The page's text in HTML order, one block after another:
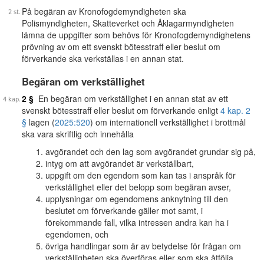
På begäran av Kronofogdemyndigheten ska
Polismyndigheten, Skatteverket och Åklagarmyndigheten
lämna de uppgifter som behövs för Kronofogdemyndighetens
prövning av om ett svenskt bötesstraff eller beslut om
förverkande ska verkställas i en annan stat.
Begäran om verkställighet
2 § En begäran om verkställighet i en annan stat av ett
svenskt bötesstraff eller beslut om förverkande enligt 4 kap. 2
§ lagen (2025:520) om internationell verkställighet i brottmål
ska vara skriftlig och innehålla
avgörandet och den lag som avgörandet grundar sig på,
intyg om att avgörandet är verkställbart,
uppgift om den egendom som kan tas i anspråk för
verkställighet eller det belopp som begäran avser,
upplysningar om egendomens anknytning till den
beslutet om förverkande gäller mot samt, i
förekommande fall, vilka intressen andra kan ha i
egendomen, och
övriga handlingar som är av betydelse för frågan om
verkställigheten ska överföras eller som ska åtfölja